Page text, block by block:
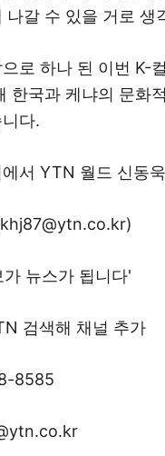
나갈 수 있을 거로 생
로 하나 된 이번 K-
한국과 케냐의 문화
다.
서 YTN 월드 신동
뉴스가 됩니다'
검색해 채널 추가
8585